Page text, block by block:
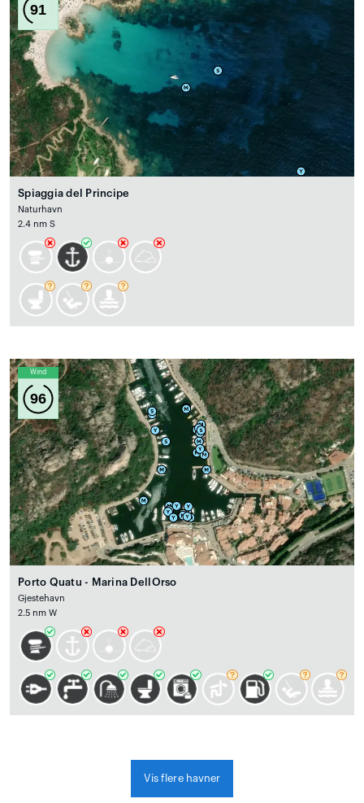
91
Spiaggia del Principe
Naturhavn
2.4 nm S
Wind
96
Porto Quatu - Marina DellOrso
Gjestehavn
2.5 nm W
Vis flere havner